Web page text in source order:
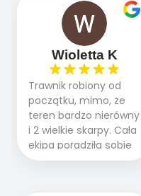
Wioletta K
Trawnik robiony od
początku, mimo, że
teren bardzo nierówny
i 2 wielkie skarpy. Cała
ekipa poradziła sobie
WSPANIALE od